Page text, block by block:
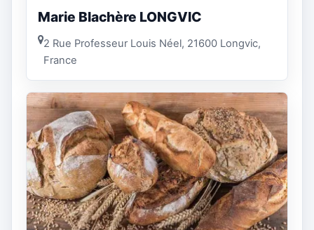
Marie Blachère LONGVIC
2 Rue Professeur Louis Néel, 21600 Longvic,
France